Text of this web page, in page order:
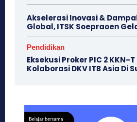
Akselerasi Inovasi &
Global, ITSK Soepraoen
Pendidikan
Eksekusi Proker PIC 2 KKN-
Kolaborasi DKV ITB Asia Di